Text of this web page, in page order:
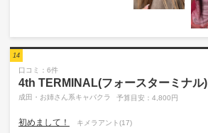
14
口コミ：6件
4th TERMINAL(フォースターミナル)
成田・お姉さん系キャバクラ 予算目安：4,800円
初めまして！ キメラアント(17)